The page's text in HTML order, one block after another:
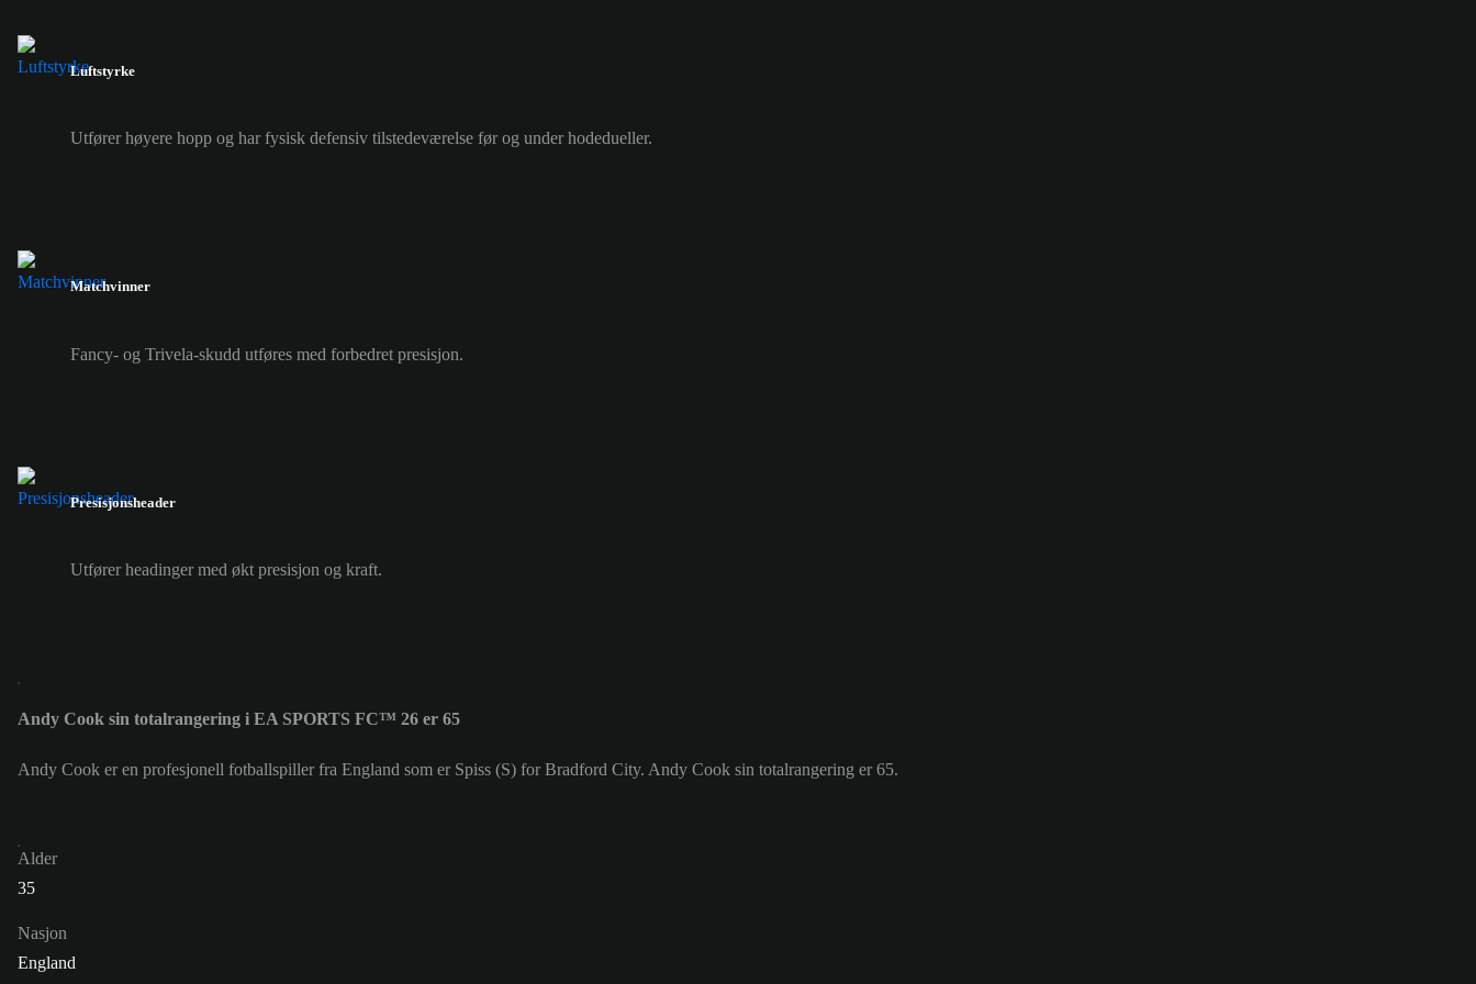
Luftstyrke
Utfører høyere hopp og har fysisk defensiv tilstedeværelse før og under hodedueller.
Matchvinner
Fancy- og Trivela-skudd utføres med forbedret presisjon.
Presisjonsheader
Utfører headinger med økt presisjon og kraft.
Andy Cook sin totalrangering i EA SPORTS FC™ 26 er 65
Andy Cook er en profesjonell fotballspiller fra England som er Spiss (S) for Bradford City. Andy Cook sin totalrangering er 65.
Alder
35
Nasjon
England